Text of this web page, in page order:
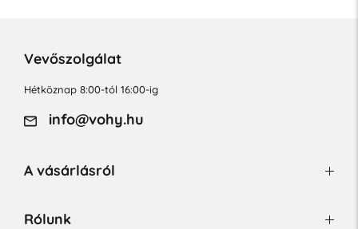
Vevőszolgálat
Hétköznap 8:00-tól 16:00-ig
info@vohy.hu
A vásárlásról
Rólunk